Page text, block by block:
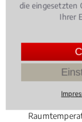
Zulassung
auch
Rolle.
die eingesetzten
Ihrer